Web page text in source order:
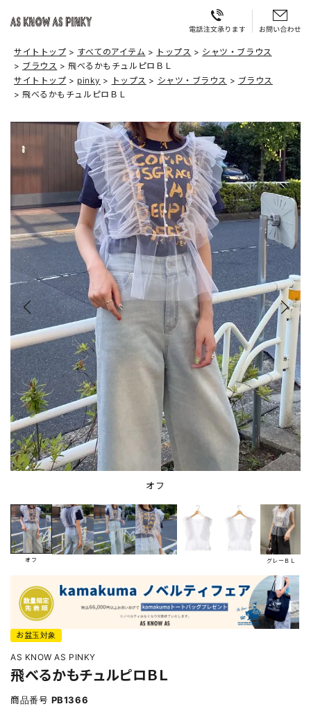
サイトトップ すべてのアイテム トップス
シャツ・ブラウス
ブラウス
飛べるかもチュルピロＢＬ
サイトトップ
pinky トップス シャツ・ブラウス
ブラウス
飛べるかもチュルピロＢＬ
オフ
オフ グレーＢＬ
お盆玉対象
AS KNOW AS PINKY
飛べるかもチュルピロＢＬ
商品番号 PB1366